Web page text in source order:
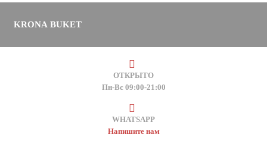
KRONA BUKET
ОТКРЫТО
Пн-Вс 09:00-21:00
WHATSAPP
Напишите нам